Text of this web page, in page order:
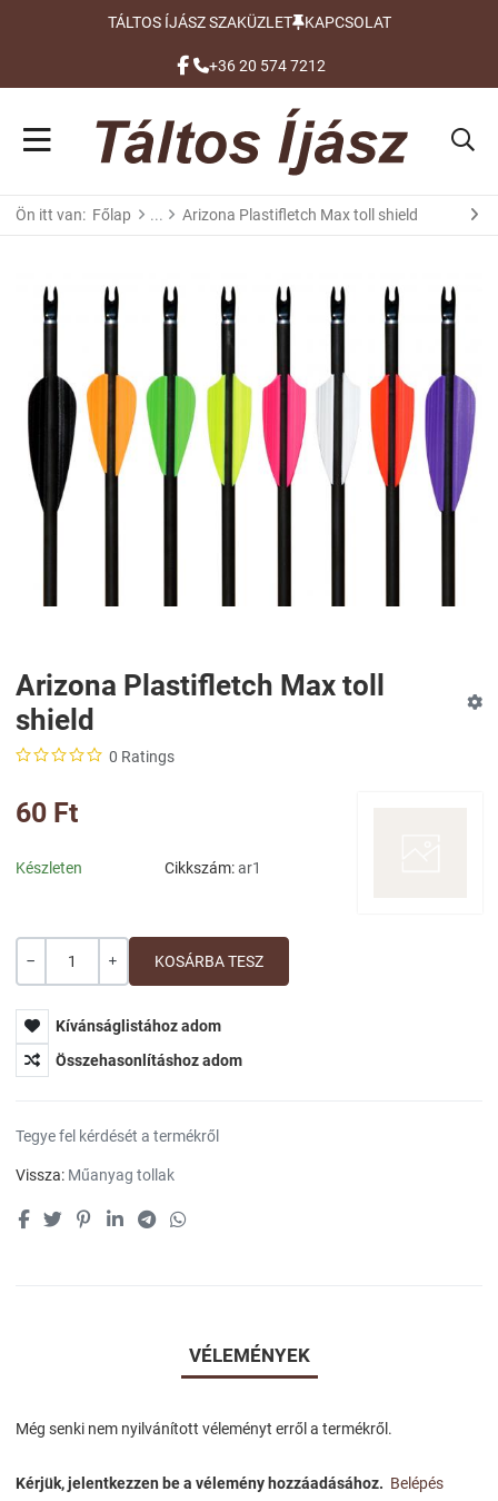
TÁLTOS ÍJÁSZ SZAKÜZLET KAPCSOLAT
FACEBOOK
+36 20 574 7212
Ön itt van: Főlap Arizona Plastifletch Max toll shield
Arizona Plastifletch Max toll
shield
0 Ratings
60 Ft
Készleten Cikkszám:ar1
Mennyiség
Kívánságlistához adom
Összehasonlításhoz adom
Tegye fel kérdését a termékről
Vissza: Műanyag tollak
VÉLEMÉNYEK
Még senki nem nyilvánított véleményt erről a termékről.
Kérjük, jelentkezzen be a vélemény hozzáadásához. Belépés